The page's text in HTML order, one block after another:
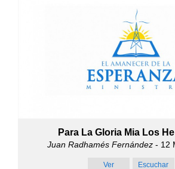
Para La Gloria Mia Los
Juan Radhamés Fernández - 12
Ver Escuchar